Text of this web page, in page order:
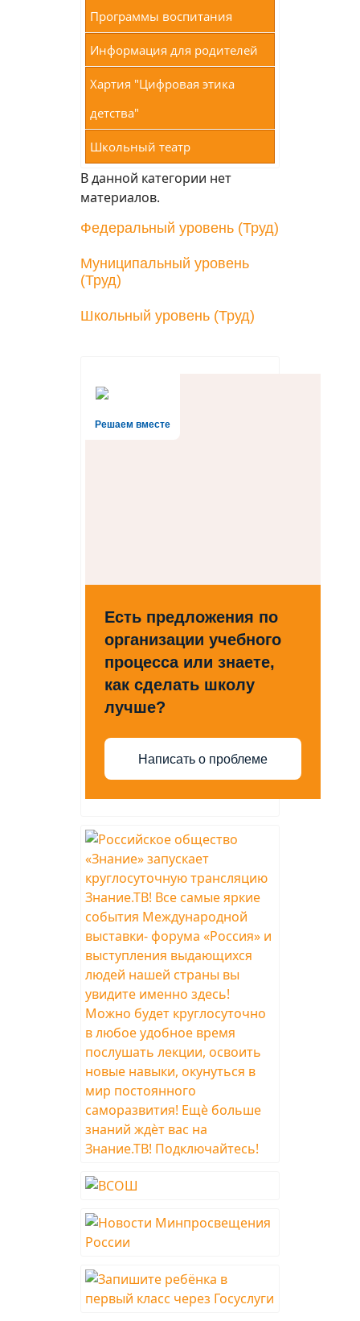
Программы воспитания
Информация для родителей
Хартия "Цифровая этика
детства"
Школьный театр
В данной категории нет
материалов.
Федеральный уровень (Труд)
Муниципальный уровень
(Труд)
Школьный уровень (Труд)
Решаем вместе
Есть предложения по
организации учебного
процесса или знаете,
как сделать школу
лучше?
Написать о проблеме